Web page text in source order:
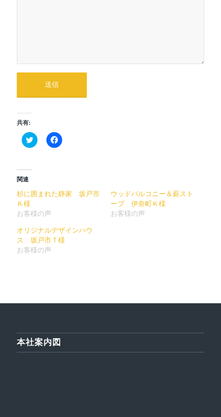
共有:
ク
リ
共
有
し
い
ィ
ン
ド
ウ
で
Facebook
で
ク
リ
く
だ
さ
で
関連
杉に囲まれた静家 坂戸市
Ｋ様
お客様の声
ウッドバルコニー＆薪スト
ーブ 伊奈町Ｋ様
お客様の声
オリジナルデザインハウ
ス 坂戸市Ｔ様
お客様の声
本社案内図